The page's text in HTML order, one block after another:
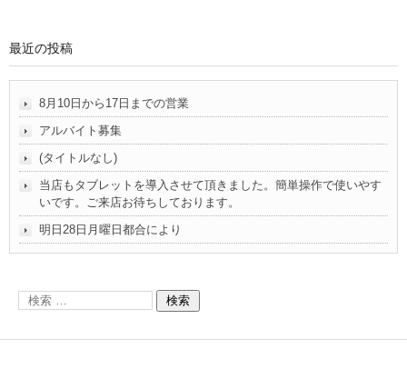
最近の投稿
8月10日から17日までの営業
アルバイト募集
(タイトルなし)
当店もタブレットを導入させて頂きました。簡単操作で使いやす
いです。ご来店お待ちしております。
明日28日月曜日都合により